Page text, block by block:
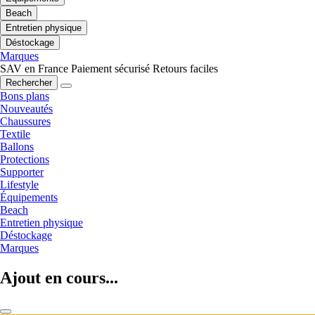
Beach
Entretien physique
Déstockage
Marques
SAV en France Paiement sécurisé Retours faciles
Rechercher
Bons plans
Nouveautés
Chaussures
Textile
Ballons
Protections
Supporter
Lifestyle
Équipements
Beach
Entretien physique
Déstockage
Marques
Ajout en cours...